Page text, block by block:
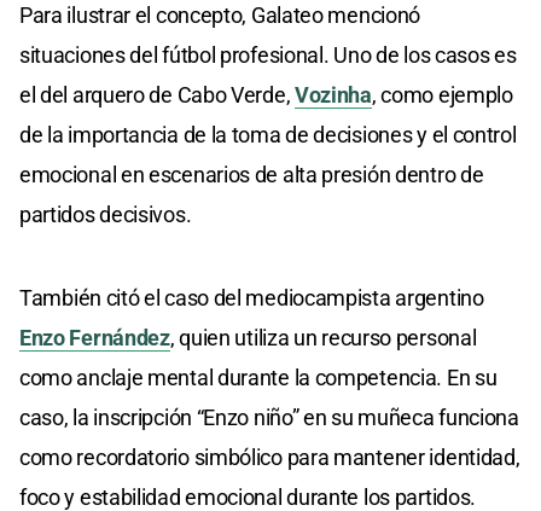
Para ilustrar el concepto, Galateo mencionó
situaciones del fútbol profesional. Uno de los casos es
el del arquero de Cabo Verde,Vozinha, como ejemplo
de la importancia de la toma de decisiones y el control
emocional en escenarios de alta presión dentro de
partidos decisivos.
También citó el caso del mediocampista argentino
Enzo Fernández, quien utiliza un recurso personal
como anclaje mental durante la competencia. En su
caso, la inscripción “Enzo niño” en su muñeca funciona
como recordatorio simbólico para mantener identidad,
foco y estabilidad emocional durante los partidos.